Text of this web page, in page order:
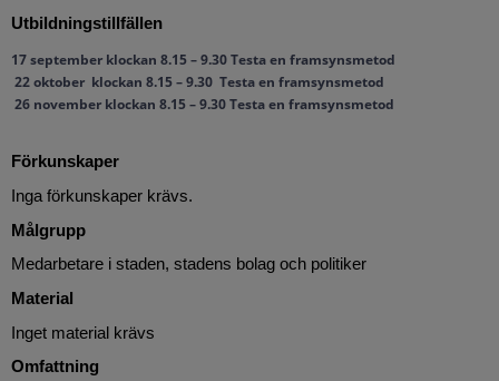
Utbildningstillfällen
17 september klockan 8.15 – 9.30 Testa en framsynsmetod
22 oktober  klockan 8.15 – 9.30  Testa en framsynsmetod
26 november klockan 8.15 – 9.30 Testa en framsynsmetod
Förkunskaper
Inga förkunskaper krävs.
Målgrupp
Medarbetare i staden, stadens bolag och politiker
Material
Inget material krävs
Omfattning